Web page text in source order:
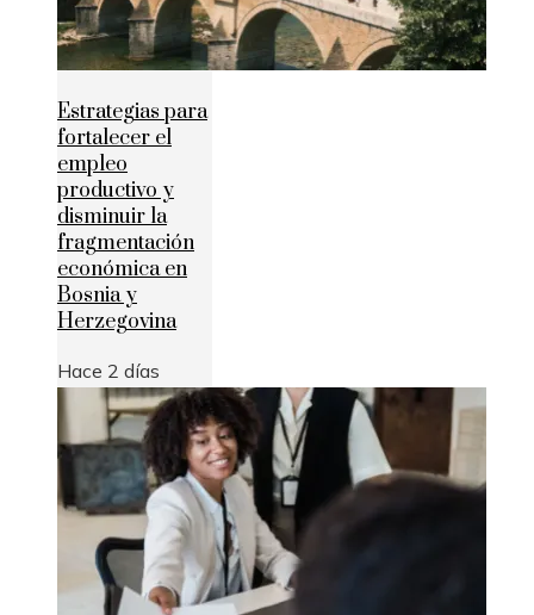
Estrategias para
fortalecer el
empleo
productivo y
disminuir la
fragmentación
económica en
Bosnia y
Herzegovina
Hace 2 días